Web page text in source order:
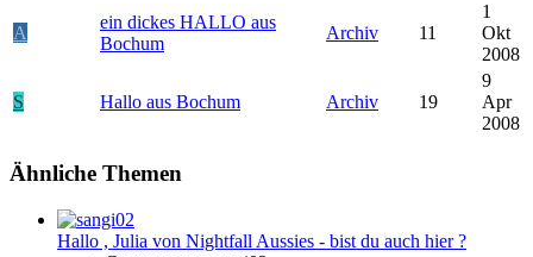
A
ein dickes HALLO aus
Bochum
Archiv 11
1
Okt
2008
S Hallo aus Bochum Archiv 19
9
Apr
2008
Ähnliche Themen
Hallo , Julia von Nightfall Aussies - bist du auch hier ?